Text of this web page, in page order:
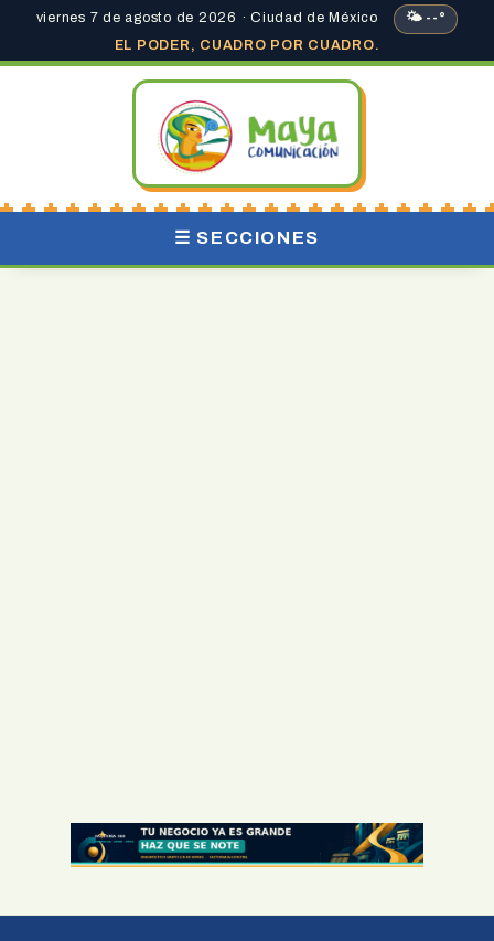
viernes 7 de agosto de 2026 · Ciudad de México
🌤 --°
EL PODER, CUADRO POR CUADRO.
☰ SECCIONES